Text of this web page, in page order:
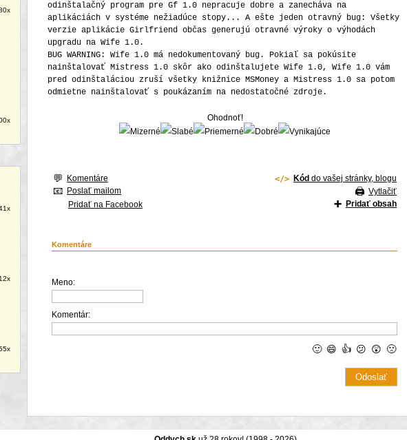
odinštalačný program pre Gf 1.0 nepracuje dobre a zanecháva na
aplikáciách v systéme nežiadúce stopy... A ešte jeden otravný bug: Všetky
verzie aplikácie Girlfriend občas generujú otravné výroky o výhodách
upgradu na Wife 1.0.
BUG WARNING: Wife 1.0 má nedokumentovaný bug. Pokiaľ sa pokúsite
nainštalovať Mistress 1.0 skôr ako odinštalujete Wife 1.0, Wife 1.0 vám
pred odinštaláciou zruší všetky knižnice MSMoney a Mistress 1.0 sa potom
odmietne nainštalovať s poukázaním na nedostatočné zdroje.
Ohodnoť!
Komentáre
Poslať mailom
Pridať na Facebook
Kód do vašej stránky, blogu
Vytlačiť
Pridať obsah
Komentáre
Meno:
Komentár:
🙂 😄 👍 😕 😲 🙁